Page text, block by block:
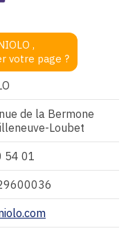
de la Bermone
Loubet
54 01
,
votre page ?